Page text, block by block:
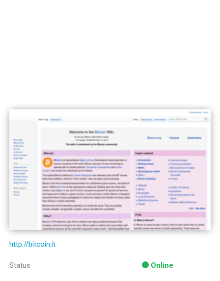
http://bitcoin.it
Status Online